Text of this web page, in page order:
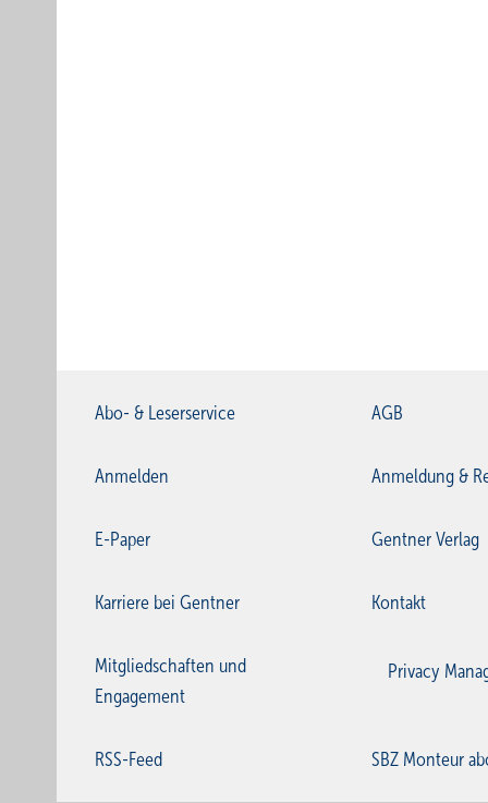
Abo- & Leserservice AGB
Anmelden Anmeldung &
E-Paper Gentner Verlag
Karriere bei Gentner Kontakt
Mitgliedschaften und
Engagement
Privacy
RSS-Feed SBZ Monteur